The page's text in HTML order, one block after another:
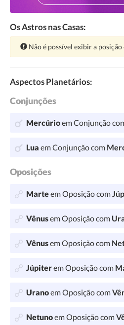
Os Astros nas Casas:
Atenção:
Não é possível exibir a posição
Aspectos Planetários:
Conjunções
Mercúrioem Conjunção
Lua em Conjunção com
Oposições
Marteem Oposição com
Vênusem Oposição com
Vênusem Oposição com
Júpiterem Oposição com
Uranoem Oposição com
Netunoem Oposição com